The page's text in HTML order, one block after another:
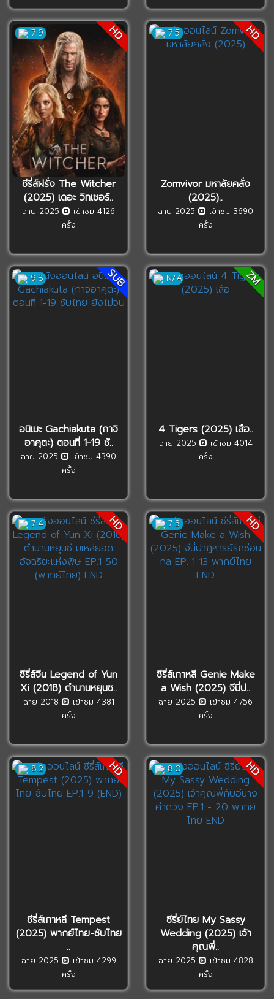
7.9 HD
ซีรี่ส์ฝรั่ง The Witcher
(2025) เดอะ วิทเชอร์..
ฉาย 2025
เข้าชม 4126
ครั้ง
7.5 HD
Zomvivor มหาลัยคลั่ง
(2025)..
ฉาย 2025
เข้าชม 3690
ครั้ง
9.8 SUB
อนิเมะ Gachiakuta (กาจิ
อาคุตะ) ตอนที่ 1-19 ซั..
ฉาย 2025
เข้าชม 4390
ครั้ง
N/A ZM
4 Tigers (2025) เสือ..
ฉาย 2025
เข้าชม 4014
ครั้ง
7.4 HD
ซีรี่ส์จีน Legend of Yun
Xi (2018) ตำนานหยุนซ..
ฉาย 2018
เข้าชม 4381
ครั้ง
7.3 HD
ซีรี่ส์เกาหลี Genie Make
a Wish (2025) จีนี่ป..
ฉาย 2025
เข้าชม 4756
ครั้ง
8.2 HD
ซีรี่ส์เกาหลี Tempest
(2025) พากย์ไทย-ซับไทย
..
ฉาย 2025
เข้าชม 4299
ครั้ง
8.0 HD
ซีรี่ย์ไทย My Sassy
Wedding (2025) เจ้า
คุณพี่..
ฉาย 2025
เข้าชม 4828
ครั้ง